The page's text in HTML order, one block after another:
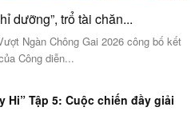
dưỡng”, trổ tài chăn...
Ngàn Chông Gai 2026 công bố kết
Công diễn...
Hi” Tập 5: Cuộc chiến đầy giải